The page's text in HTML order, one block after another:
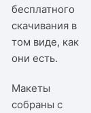
бесплатного
скачивания в
том виде, как
они есть.
Макеты
собраны с